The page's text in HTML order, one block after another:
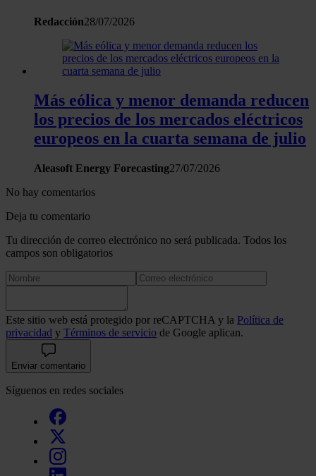
tráfico. Además, compartimos información sobre el uso que
sitio web con nuestros partners de redes sociales,
análisis web, quienes pueden combinarla con otra
haya proporcionado o que hayan recopilado a partir del uso
hecho de sus servicios.
Redacción28/07/2026
Más eólica y menor demanda reducen
los precios de los mercados eléctricos
europeos en la cuarta semana de julio
Aleasoft Energy Forecasting27/07/2026
No hay comentarios
Deja tu comentario
Tu dirección de correo electrónico no será publicada. Todos los
campos son obligatorios
Este sitio web está protegido por reCAPTCHA y la Política de
privacidad y Términos de servicio de Google aplican.
Enviar comentario
Síguenos en redes sociales